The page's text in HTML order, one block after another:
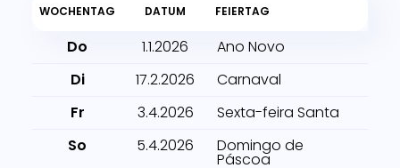
WOCHENTAG DATUM FEIERTAG
Do 1.1.2026
Ano Novo
Di
17.2.2026
Carnaval
Fr
3.4.2026
Sexta-feira Santa
So
5.4.2026 Domingo de
Páscoa